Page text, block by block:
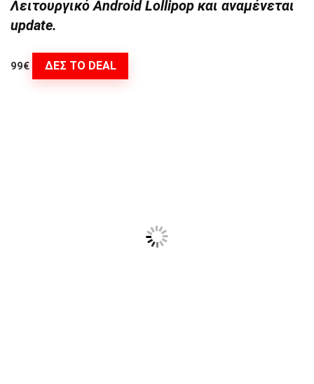
Λειτουργικό Android Lollipop και αναμένεται
update.
99€ ΔΕΣ ΤΟ DEAL